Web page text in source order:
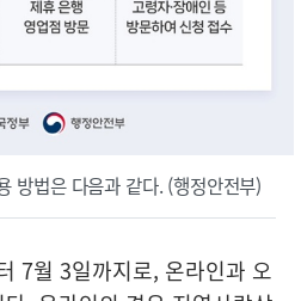
방법은 다음과 같다. (행정안전부)
7월 3일까지로, 온라인과 오